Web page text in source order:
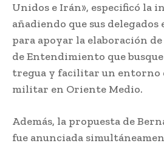
Unidos e Irán», especificó la
añadiendo que sus
para apoyar la elaboración
de Entendimiento que
tregua y facilitar un entorno
militar en Oriente Medio.
Además, la propuesta de
fue anunciada